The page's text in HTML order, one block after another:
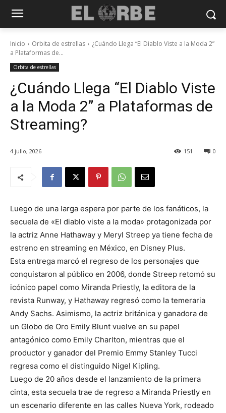
Inicio Orbita de estrellas
¿Cuándo Llega “El Diablo Viste a la Moda 2”
a Plataformas de...
Orbita de estrellas
¿Cuándo Llega “El Diablo Viste
a la Moda 2” a Plataformas de
Streaming?
4 julio, 2026 0
151
Luego de una larga espera por parte de los fanáticos, la
secuela de «El diablo viste a la moda» protagonizada por
la actriz Anne Hathaway y Meryl Streep ya tiene fecha de
estreno en streaming en México, en Disney Plus.
Esta entrega marcó el regreso de los personajes que
conquistaron al público en 2006, donde Streep retomó su
icónico papel como Miranda Priestly, la editora de la
revista Runway, y Hathaway regresó como la temeraria
Andy Sachs. Asimismo, la actriz británica y ganadora de
un Globo de Oro Emily Blunt vuelve en su papel
antagónico como Emily Charlton, mientras que el
productor y ganador del Premio Emmy Stanley Tucci
regresa como el distinguido Nigel Kipling.
Luego de 20 años desde el lanzamiento de la primera
cinta, esta secuela trae de regreso a Miranda Priestly en
un escenario diferente en las calles Nueva York, rodeado